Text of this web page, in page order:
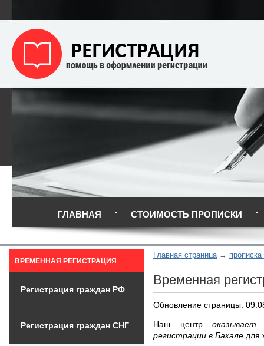
ГЛАВНАЯ СТОИМОСТЬ ПРОПИСКИ
Главная страница
Временная
Обновление страницы:
Наш центр
регистрации в Бакале для
ВРЕМЕННАЯ РЕГИСТРАЦИЯ
Регистрация граждан РФ
Регистрация граждан СНГ